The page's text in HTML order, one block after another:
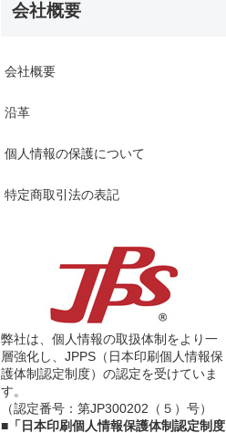
会社概要
会社概要
沿革
個人情報の保護について
特定商取引法の表記
弊社は、個人情報の取扱体制をより一
層強化し、JPPS（日本印刷個人情報保
護体制認定制度）の認定を受けていま
す。
（認定番号：第JP300202（５）号）
■「日本印刷個人情報保護体制認定制度